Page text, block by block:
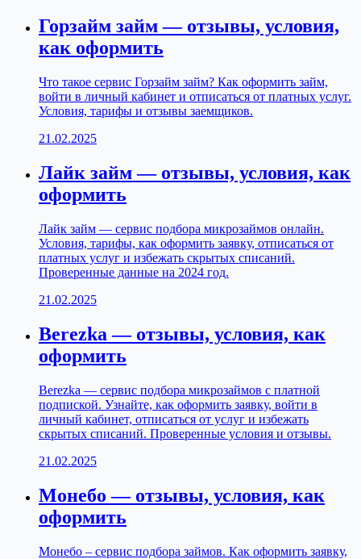
Горзайм займ — отзывы, условия,
как оформить
Что такое сервис Горзайм займ? Как оформить займ,
войти в личный кабинет и отписаться от платных услуг.
Условия, тарифы и отзывы заемщиков.
21.02.2025
Лайк займ — отзывы, условия, как
оформить
Лайк займ — сервис подбора микрозаймов онлайн.
Условия, тарифы, как оформить заявку, отписаться от
платных услуг и избежать скрытых списаний.
Проверенные данные на 2024 год.
21.02.2025
Berezka — отзывы, условия, как
оформить
Berezka — сервис подбора микрозаймов с платной
подпиской. Узнайте, как оформить заявку, войти в
личный кабинет, отписаться от услуг и избежать
скрытых списаний. Проверенные условия и отзывы.
21.02.2025
Монебо — отзывы, условия, как
оформить
Монебо – сервис подбора займов. Как оформить заявку,